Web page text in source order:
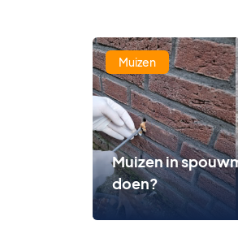
Muizen
Muizen in
doen?